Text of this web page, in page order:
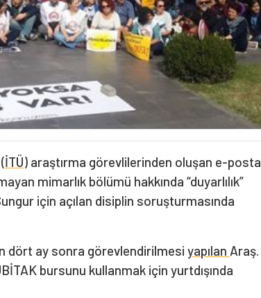
İTÜ) araştırma görevlilerinden oluşan e-posta
mimarlık bölümü hakkında “duyarlılık”
için açılan disiplin soruşturmasında
dört ay sonra görevlendirilmesi yapılan Araş.
bursunu kullanmak için yurtdışında